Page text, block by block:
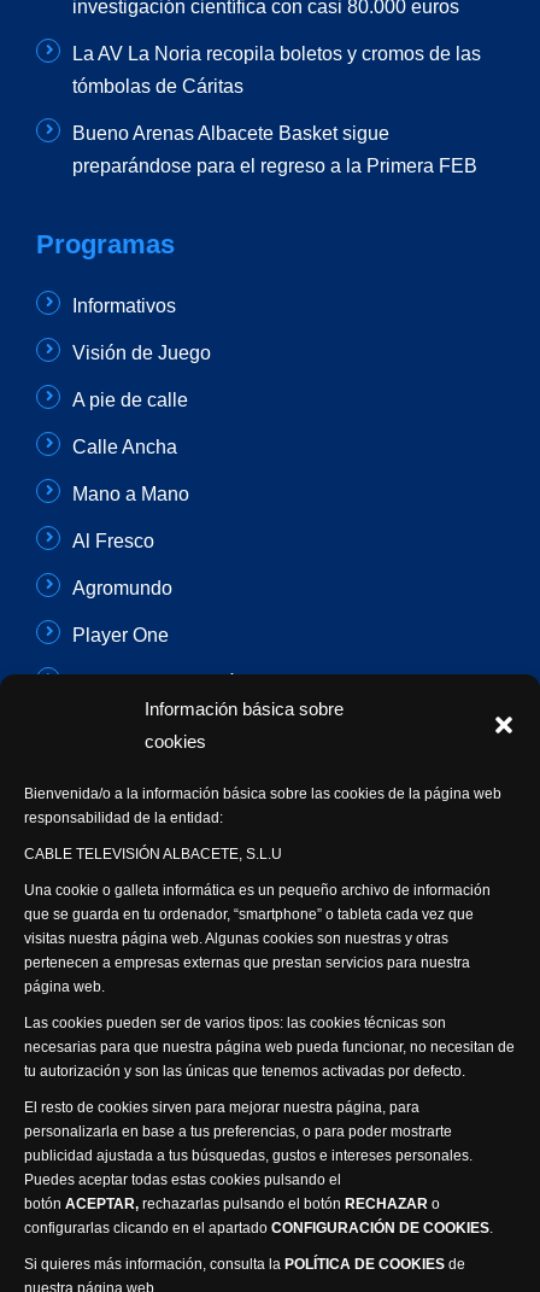
Información básica sobre
cookies
Bienvenida/o a la información básica sobre las cookies de la página web
responsabilidad de la entidad:
CABLE TELEVISIÓN ALBACETE, S.L.U
Una cookie o galleta informática es un pequeño archivo de información
que se guarda en tu ordenador, “smartphone” o tableta cada vez que
visitas nuestra página web. Algunas cookies son nuestras y otras
pertenecen a empresas externas que prestan servicios para nuestra
página web.
Las cookies pueden ser de varios tipos: las cookies técnicas son
necesarias para que nuestra página web pueda funcionar, no necesitan de
tu autorización y son las únicas que tenemos activadas por defecto.
El resto de cookies sirven para mejorar nuestra página, para
personalizarla en base a tus preferencias, o para poder mostrarte
publicidad ajustada a tus búsquedas, gustos e intereses personales.
Puedes aceptar todas estas cookies pulsando el
botón ACEPTAR, rechazarlas pulsando el botón RECHAZAR o
configurarlas clicando en el apartado CONFIGURACIÓN DE COOKIES.
Si quieres más información, consulta la POLÍTICA DE COOKIES de
nuestra página web.
investigación científica con casi 80.000 euros
La AV La Noria recopila boletos y cromos de las
tómbolas de Cáritas
Bueno Arenas Albacete Basket sigue
preparándose para el regreso a la Primera FEB
Programas
Informativos
Visión de Juego
A pie de calle
Calle Ancha
Mano a Mano
Al Fresco
Agromundo
Player One
Síguenos
Política de privacidad
Política de cookies
Accesibilidad
Compromiso con la protección de datos personales